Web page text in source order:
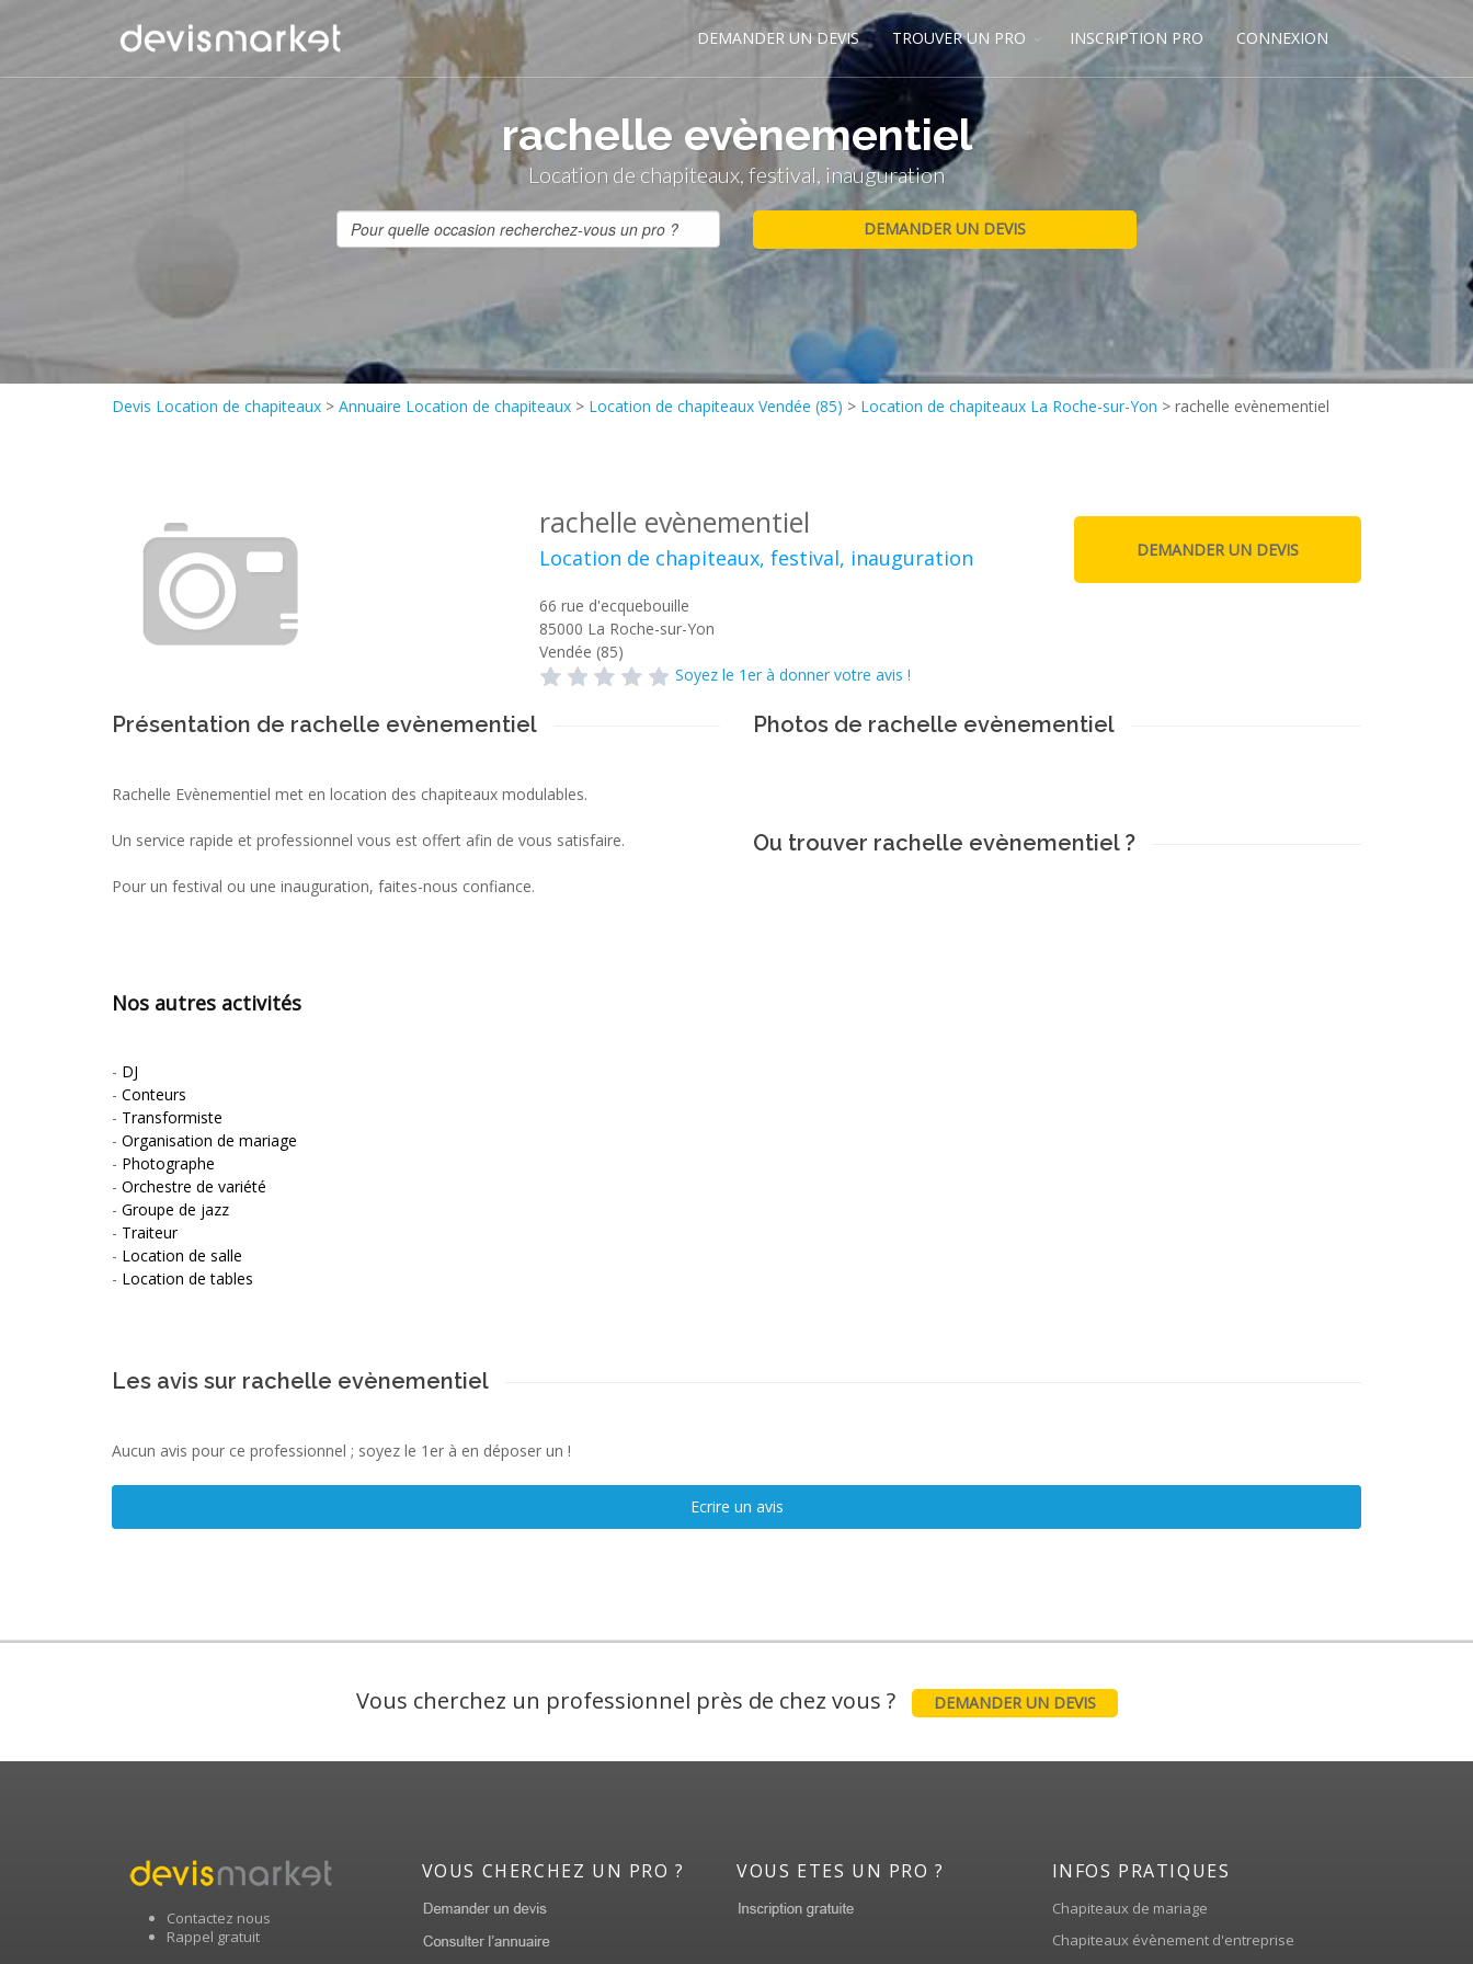
DEMANDER UN DEVIS TROUVER UN PRO INSCRIPTION PRO CONNEXION
rachelle evènementiel
Location de chapiteaux, festival, inauguration
Devis Location de chapiteaux > Annuaire Location de chapiteaux > Location de chapiteaux Vendée (85) > Location de chapiteaux La Roche-sur-Yon > rachelle evènementiel
rachelle evènementiel
Location de chapiteaux, festival, inauguration
66 rue d'ecquebouille
85000 La Roche-sur-Yon
Vendée (85)
Soyez le 1er à donner votre avis !
Présentation de rachelle evènementiel
Rachelle Evènementiel met en location des chapiteaux modulables.
Un service rapide et professionnel vous est offert afin de vous satisfaire.
Pour un festival ou une inauguration, faites-nous confiance.
Nos autres activités
- DJ
- Conteurs
- Transformiste
- Organisation de mariage
- Photographe
- Orchestre de variété
- Groupe de jazz
- Traiteur
- Location de salle
- Location de tables
Photos de rachelle evènementiel
Ou trouver rachelle evènementiel ?
Les avis sur rachelle evènementiel
Aucun avis pour ce professionnel ; soyez le 1er à en déposer un !
Ecrire un avis
Vous cherchez un professionnel près de chez vous ? DEMANDER UN DEVIS
Contactez nous
Rappel gratuit
VOUS CHERCHEZ UN PRO ? VOUS ETES UN PRO ? INFOS PRATIQUES
Chapiteaux de mariage
Chapiteaux évènement d'entreprise